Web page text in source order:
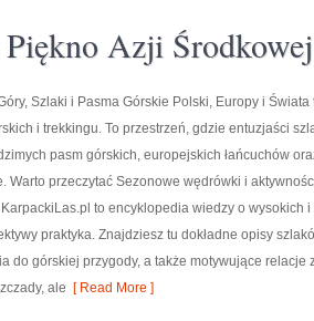
Azji Środkowej
Szlaki i Pasma Górskie Polski, Europy i Świata
i trekkingu. To przestrzeń, gdzie entuzjaści
pasm górskich, europejskich łańcuchów
Warto przeczytać Sezonowe wędrówki i
to encyklopedia wiedzy o wysokich
praktyka. Znajdziesz tu dokładne opisy
do górskiej przygody, a także motywujące relacje
ale [ Read More ]